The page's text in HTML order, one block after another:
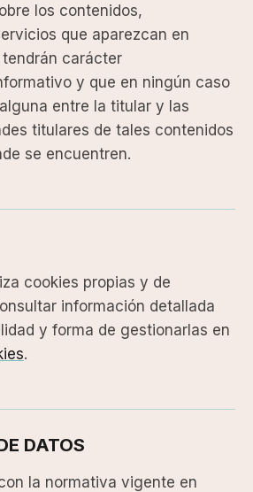
los contenidos,
que aparezcan en
carácter
y que en ningún caso
entre la titular y las
titulares de tales contenidos
se encuentren.
cookies propias y de
información detallada
y forma de gestionarlas en
.
DATOS
la normativa vigente en